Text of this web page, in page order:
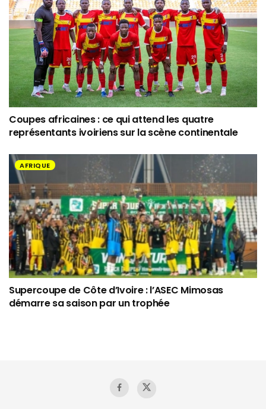
Coupes africaines : ce qui attend les quatre
représentants ivoiriens sur la scène continentale
AFRIQUE
Supercoupe de Côte d’Ivoire : l’ASEC Mimosas
démarre sa saison par un trophée